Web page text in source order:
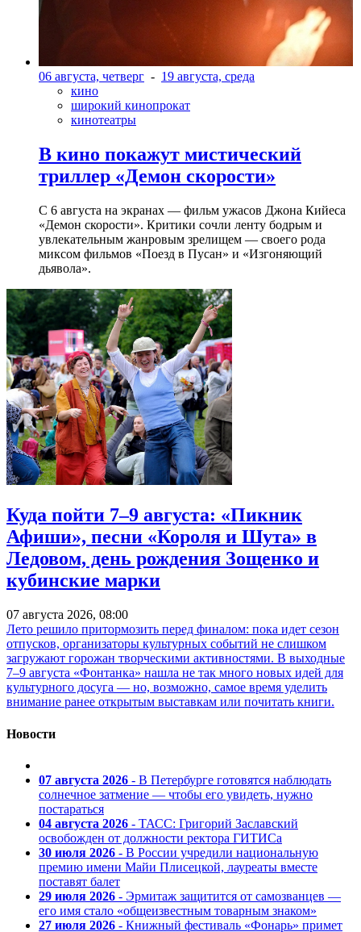
06 августа, четверг - 19 августа, среда
кино
широкий кинопрокат
кинотеатры
В кино покажут мистический
триллер «Демон скорости»
С 6 августа на экранах — фильм ужасов Джона Кийеса
«Демон скорости». Критики сочли ленту бодрым и
увлекательным жанровым зрелищeм — своего рода
миксом фильмов «Поезд в Пусан» и «Изгоняющий
дьявола».
Куда пойти 7–9 августа: «Пикник
Афиши», песни «Короля и Шута» в
Ледовом, день рождения Зощенко и
кубинские марки
07 августа 2026, 08:00
Лето решило притормозить перед финалом: пока идет сезон
отпусков, организаторы культурных событий не слишком
загружают горожан творческими активностями. В выходные
7–9 августа «Фонтанка» нашла не так много новых идей для
культурного досуга — но, возможно, самое время уделить
внимание ранее открытым выставкам или почитать книги.
Новости
07 августа 2026 - В Петербурге готовятся наблюдать
солнечное затмение — чтобы его увидеть, нужно
постараться
04 августа 2026 - ТАСС: Григорий Заславский
освобожден от должности ректора ГИТИСа
30 июля 2026 - В России учредили национальную
премию имени Майи Плисецкой, лауреаты вместе
поставят балет
29 июля 2026 - Эрмитаж защитится от самозванцев —
его имя стало «общеизвестным товарным знаком»
27 июля 2026 - Книжный фестиваль «Фонарь» примет